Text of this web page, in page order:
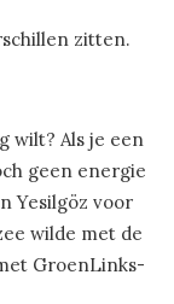
zitten.
wilt? Als je een
geen energie
Yesilgöz voor
wilde met de
GroenLinks-